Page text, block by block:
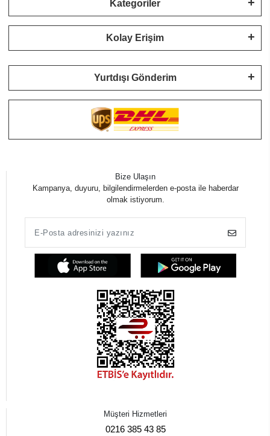
Kategoriler
Kolay Erişim
Yurtdışı Gönderim
Bize Ulaşın
Kampanya, duyuru, bilgilendirmelerden e-posta ile haberdar
olmak istiyorum.
Müşteri Hizmetleri
0216 385 43 85